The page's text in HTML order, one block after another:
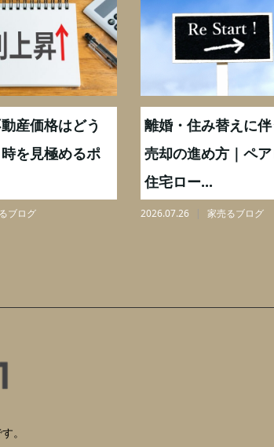
産価格はどう
を見極めるポ
ログ
離婚・住み替えに伴
売却の進め方｜ペア
住宅ロー...
2026.07.26 家売るブログ
。